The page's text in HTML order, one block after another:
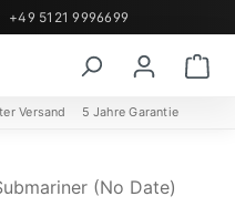
+49 5121 9996699
Versand 5 Jahre Garantie
(No Date)